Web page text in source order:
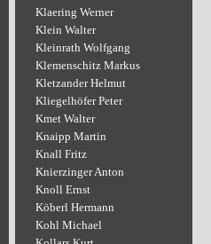
Klaering Werner
Klein Walter
Kleinrath Wolfgang
Klemenschitz Markus
Kletzander Helmut
Kliegelhöfer Peter
Kmet Walter
Knaipp Martin
Knall Fritz
Knierzinger Anton
Knoll Ernst
Köberl Hermann
Kohl Michael